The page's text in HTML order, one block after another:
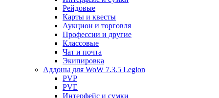
Рейдовые
Карты и квесты
Аукцион и торговля
Профессии и другие
Классовые
Чат и почта
Экипировка
Аддоны для WoW 7.3.5 Legion
PVP
PVE
Интерфейс и сумки